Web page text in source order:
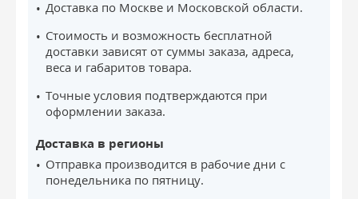
Доставка по Москве и Московской области.
Стоимость и возможность бесплатной
доставки зависят от суммы заказа, адреса,
веса и габаритов товара.
Точные условия подтверждаются при
оформлении заказа.
Доставка в регионы
Отправка производится в рабочие дни с
понедельника по пятницу.